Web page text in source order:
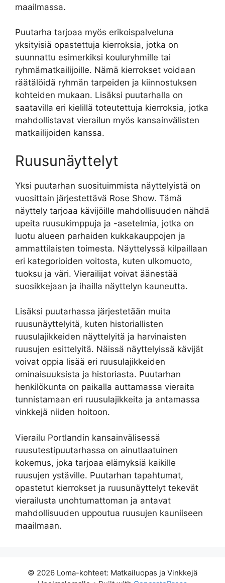
maailmassa.
Puutarha tarjoaa myös erikoispalveluna
yksityisiä opastettuja kierroksia, jotka on
suunnattu esimerkiksi kouluryhmille tai
ryhmämatkailijoille. Nämä kierrokset voidaan
räätälöidä ryhmän tarpeiden ja kiinnostuksen
kohteiden mukaan. Lisäksi puutarhalla on
saatavilla eri kielillä toteutettuja kierroksia, jotka
mahdollistavat vierailun myös kansainvälisten
matkailijoiden kanssa.
Ruusunäyttelyt
Yksi puutarhan suosituimmista näyttelyistä on
vuosittain järjestettävä Rose Show. Tämä
näyttely tarjoaa kävijöille mahdollisuuden nähdä
upeita ruusukimppuja ja -asetelmia, jotka on
luotu alueen parhaiden kukkakauppojen ja
ammattilaisten toimesta. Näyttelyssä kilpaillaan
eri kategorioiden voitosta, kuten ulkomuoto,
tuoksu ja väri. Vierailijat voivat äänestää
suosikkejaan ja ihailla näyttelyn kauneutta.
Lisäksi puutarhassa järjestetään muita
ruusunäyttelyitä, kuten historiallisten
ruusulajikkeiden näyttelyitä ja harvinaisten
ruusujen esittelyitä. Näissä näyttelyissä kävijät
voivat oppia lisää eri ruusulajikkeiden
ominaisuuksista ja historiasta. Puutarhan
henkilökunta on paikalla auttamassa vieraita
tunnistamaan eri ruusulajikkeita ja antamassa
vinkkejä niiden hoitoon.
Vierailu Portlandin kansainvälisessä
ruusutestipuutarhassa on ainutlaatuinen
kokemus, joka tarjoaa elämyksiä kaikille
ruusujen ystäville. Puutarhan tapahtumat,
opastetut kierrokset ja ruusunäyttelyt tekevät
vierailusta unohtumattoman ja antavat
mahdollisuuden uppoutua ruusujen kauniiseen
maailmaan.
© 2026 Loma-kohteet: Matkailuopas ja Vinkkejä